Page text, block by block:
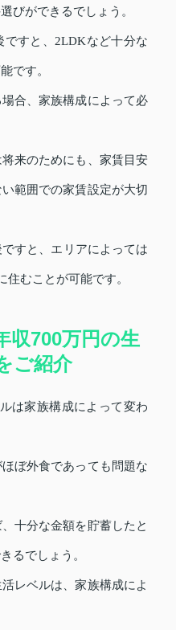
びができるでしょう。
ですと、2LDKなど十分な
です。
合、家族構成によって必
来のためにも、家賃目安
範囲での家賃設定が大切
すと、エリアによっては
むことが可能です。
収700万円の生
ご紹介
は家族構成によって変わ
ぼ外食であっても問題な
十分な金額を貯蓄したと
るでしょう。
レベルは、家族構成によ